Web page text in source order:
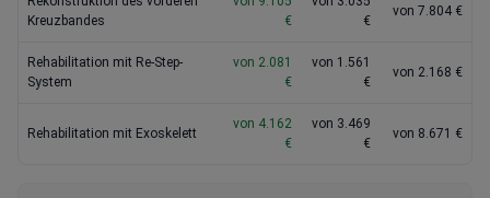
Kreuzbandes
€
€
von 7.804 €
Rehabilitation mit Re-Step-
System
von 2.081
€
von 1.561
€
von 2.168 €
Rehabilitation mit Exoskelett
von 4.162
€
von 3.469
€
von 8.671 €